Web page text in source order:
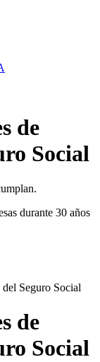
de
Social
durante 30 años
Seguro Social
de
Social